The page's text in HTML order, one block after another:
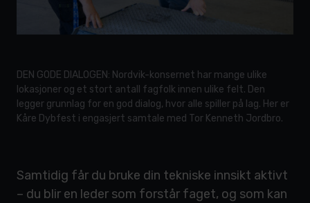
DEN GODE DIALOGEN: Nordvik-konsernet har mange ulike
lokasjoner og et stort antall fagfolk innen ulike felt. Den
legger grunnlag for en god dialog, hvor alle spiller på lag. Her er
Kåre Dybfest i engasjert samtale med Tor Kenneth Jordbro.
Samtidig får du bruke din tekniske innsikt aktivt
– du blir en leder som forstår faget, og som kan